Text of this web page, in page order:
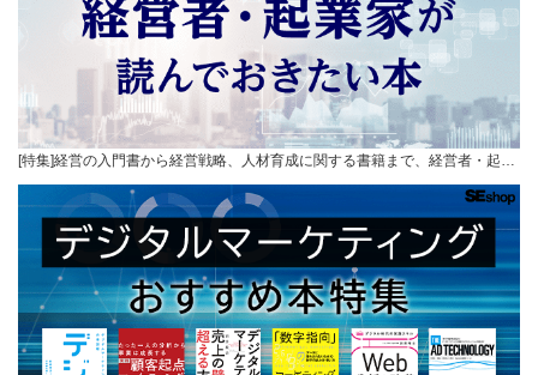
[特集]経営の入門書から経営戦略、人材育成に関する書籍まで、経営者・起…